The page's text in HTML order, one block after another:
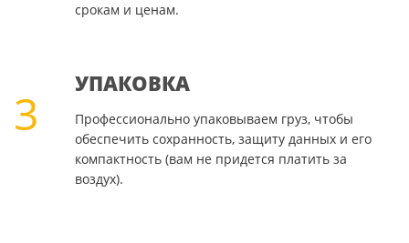
срокам и ценам.
3
УПАКОВКА
Профессионально упаковываем груз, чтобы
обеспечить сохранность, защиту данных и его
компактность (вам не придется платить за
воздух).